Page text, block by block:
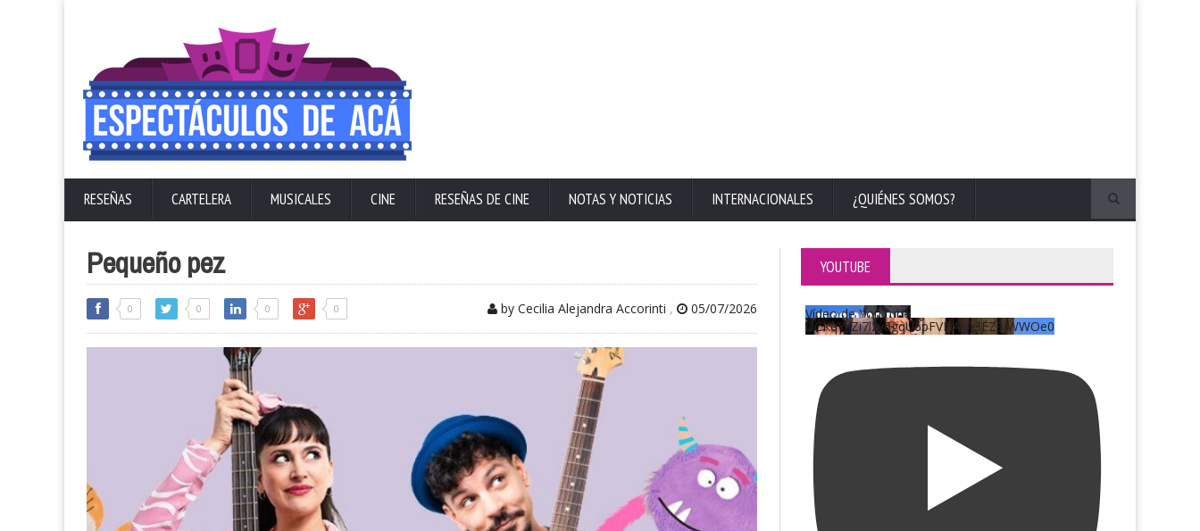
RESEÑAS CARTELERA MUSICALES CINE RESEÑAS DE CINE NOTAS Y NOTICIAS INTERNACIONALES ¿QUIÉNES SOMOS?
Pequeño pez
0 0 0 0 by Cecilia Alejandra Accorinti , 05/07/2026
YOUTUBE
Vídeo de YouTube
UCKqYjiZi7lzy6gqU6pFVFiA_A3EZ9JWWOe0